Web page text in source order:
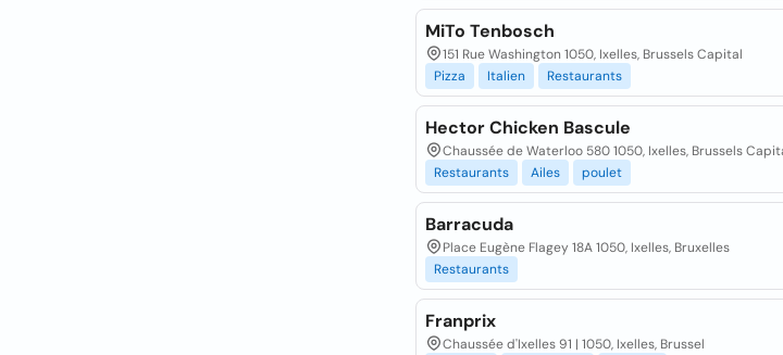
MiTo Tenbosch
151 Rue Washington 1050, Ixelles, Brussels Capital
Pizza
Italien Restaurants
Hector Chicken Bascule
Chaussée de Waterloo 580 1050, Ixelles, Brussels
Restaurants
Ailes poulet
Barracuda
Place Eugène Flagey 18A 1050, Ixelles, Bruxelles
Restaurants
Franprix
Chaussée d'Ixelles 91 | 1050, Ixelles, Brussel